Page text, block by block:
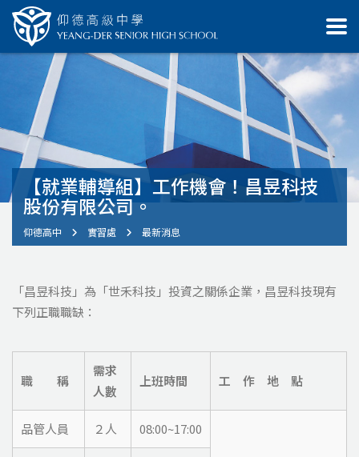
【就業輔導組】工作機會！昌昱科技
股份有限公司。
仰德高中 實習處 最新消息
「昌昱科技」為「世禾科技」投資之關係企業，昌昱科技現有
下列正職職缺：
職 稱
需求
人數
上班時間 工 作 地 點
品管人員 ２人 08:00~17:00